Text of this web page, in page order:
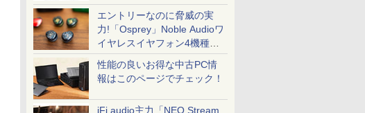
エントリーなのに脅威の実
力!「Osprey」Noble Audioワ
イヤレスイヤフォン4機種を
一気に聴く
性能の良いお得な中古PC情
報はこのページでチェック！
iFi audio主力「NEO Stream